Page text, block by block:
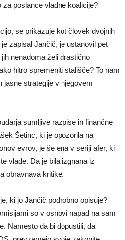
poslance vladne koalicije?
se prikazuje kot človek dvojnih
zapisal Jančič, je ustanovil pet
nenadoma želi drastično
hitro spremeniti stališče? To nam
jasne strategije v njegovem
sumljive razpise in finančne
Šetinc, ki je opozorila na
evrov, je še ena v seriji afer, ki
vlade. Da je bila izgnana iz
obravnava kritike.
ki jo Jančič podrobno opisuje?
so v osnovi napad na sam
Namesto da bi dopustili, da